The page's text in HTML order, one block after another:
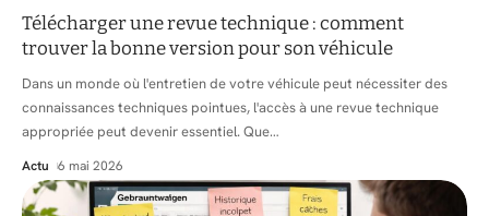
Télécharger une revue technique : comment
trouver la bonne version pour son véhicule
Dans un monde où l'entretien de votre véhicule peut nécessiter des
connaissances techniques pointues, l'accès à une revue technique
appropriée peut devenir essentiel. Que…
Actu 6 mai 2026